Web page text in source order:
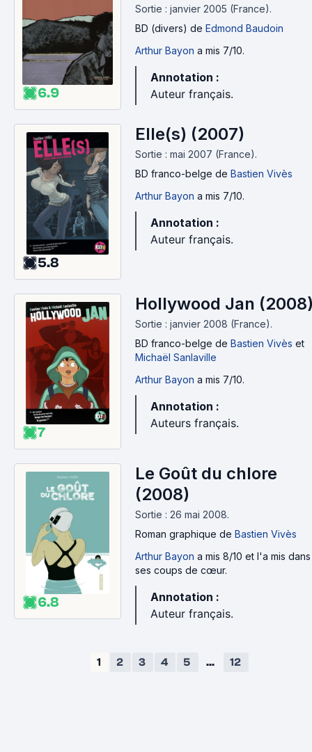
6.9
Sortie : janvier 2005 (France).
BD (divers) de Edmond Baudoin
Arthur Bayon a mis 7/10.
Annotation :
Auteur français.
5.8
Elle(s) (2007)
Sortie : mai 2007 (France).
BD franco-belge de Bastien Vivès
Arthur Bayon a mis 7/10.
Annotation :
Auteur français.
7
Hollywood Jan
Sortie : janvier 2008 (France).
BD franco-belge de Bastien Vivès et
Michaël Sanlaville
Arthur Bayon a mis 7/10.
Annotation :
Auteurs français.
6.8
Le Goût du chlore
(2008)
Sortie : 26 mai 2008.
Roman graphique de Bastien Vivès
Arthur Bayon a mis 8/10 et l'a mis dans
ses coups de cœur.
Annotation :
Auteur français.
1 2 3 4 5 ... 12